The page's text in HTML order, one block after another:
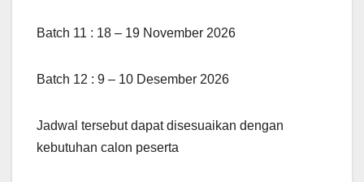
Batch 11 : 18 – 19 November 2026
Batch 12 : 9 – 10 Desember 2026
Jadwal tersebut dapat disesuaikan dengan
kebutuhan calon peserta